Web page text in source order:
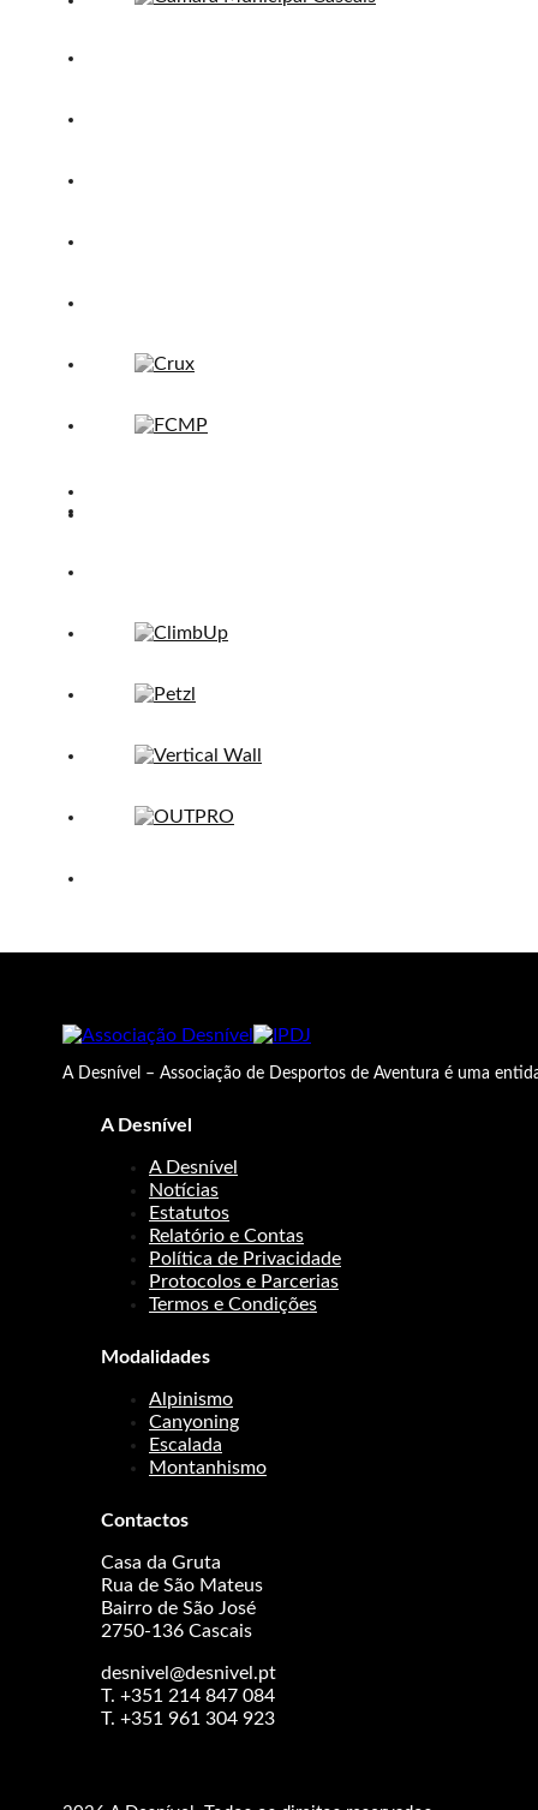
A Desnível – Associação de Desportos de Aventura é uma
A Desnível
A Desnível
Notícias
Estatutos
Relatório e Contas
Política de Privacidade
Protocolos e Parcerias
Termos e Condições
Modalidades
Alpinismo
Canyoning
Escalada
Montanhismo
Contactos
Casa da Gruta
Rua de São Mateus
Bairro de São José
2750-136 Cascais
desnivel@desnivel.pt
T. +351 214 847 084
T. +351 961 304 923